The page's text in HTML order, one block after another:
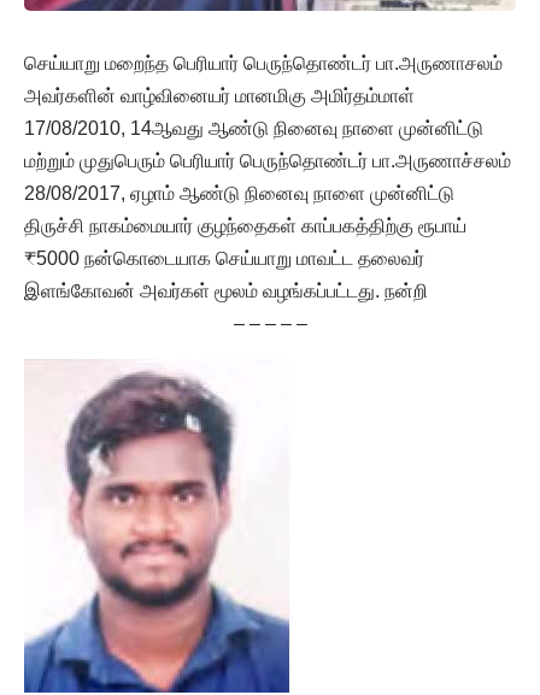
செய்யாறு மறைந்த பெரியார் பெருந்தொண்டர் பா.அருணாசலம்
அவர்களின் வாழ்வினையர் மானமிகு அமிர்தம்மாள்
17/08/2010, 14ஆவது ஆண்டு நினைவு நாளை முன்னிட்டு
மற்றும் முதுபெரும் பெரியார் பெருந்தொண்டர் பா.அருணாச்சலம்
28/08/2017, ஏழாம் ஆண்டு நினைவு நாளை முன்னிட்டு
திருச்சி நாகம்மையார் குழந்தைகள் காப்பகத்திற்கு ரூபாய்
₹5000 நன்கொடையாக செய்யாறு மாவட்ட தலைவர்
இளங்கோவன் அவர்கள் மூலம் வழங்கப்பட்டது. நன்றி
– – – – –